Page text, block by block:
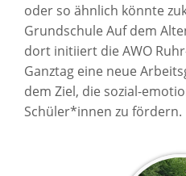
oder so ähnlich könnte
Grundschule Auf dem
dort initiiert die AWO
Ganztag eine neue
dem Ziel, die sozial-
Schüler*innen zu fördern.